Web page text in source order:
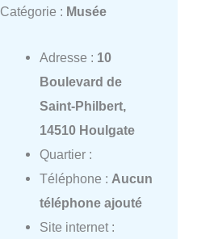
Catégorie : Musée
Adresse : 10
Boulevard de
Saint-Philbert,
14510 Houlgate
Quartier :
Téléphone : Aucun
téléphone ajouté
Site internet :